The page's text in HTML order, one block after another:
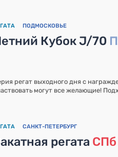
ПОДМОСКОВЬЕ
Кубок J/70
регат выходного дня с
могут все желающие!
САНКТ-ПЕТЕРБУРГ
регата